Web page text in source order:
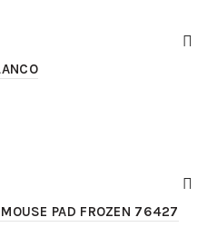
PAD FROZEN 76427